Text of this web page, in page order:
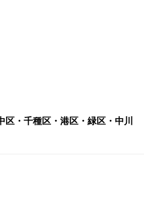
区・千種区・港区・緑区・中川